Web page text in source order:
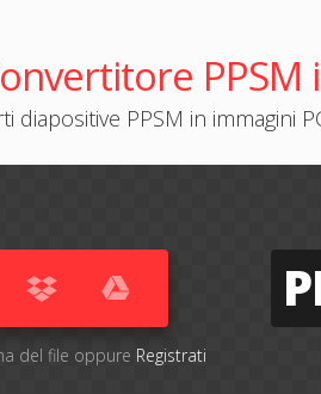
PPSM
diapositive PPSM in immagini
del file oppure Registrati